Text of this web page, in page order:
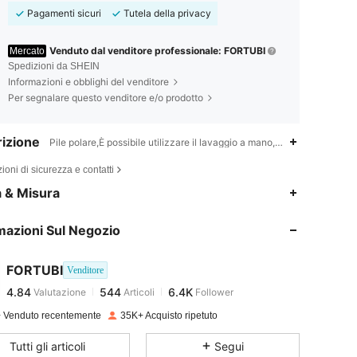
Pagamenti sicuri
Tutela della privacy
Mercato Venduto dal venditore professionale: FORTUBI
Spedizioni da SHEIN
Informazioni e obblighi del venditore
Per segnalare questo venditore e/o prodotto
Pile polare,È possibile utilizzare il lavaggio a mano, il lavaggio in
di sicurezza e contatti
& Misura
Sul Negozio
FORTUBI Venditore
4.84
4.84 544
Valutazione 544
v***1pagato1 giorno fa
4.84 544 6.4K
Venduto recentemente 35K+ Acquisto ripetuto
Tutti gli articoli Segui